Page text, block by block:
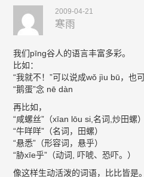
2009-04-21
寒雨
我们pīng谷人的语言丰富多彩。
比如：
“我就不！”可以说成wǒ jìu bū，也
“鹅蛋”念 nē dàn
再比如，
“咸螺丝”（xīan lōu si,名词,炒田螺）
“牛咩咩”（名词，田螺）
“悬悉”（形容词，悬乎）
“胁xīe乎”（动词, 吓唬、恐吓。）
像这样生动活泼的词语，比比皆是。